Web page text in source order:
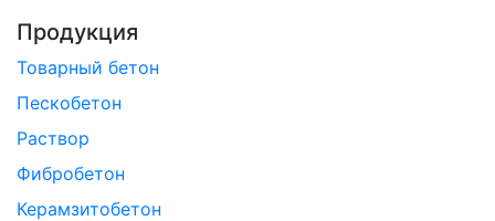
Продукция
Товарный бетон
Пескобетон
Раствор
Фибробетон
Керамзитобетон